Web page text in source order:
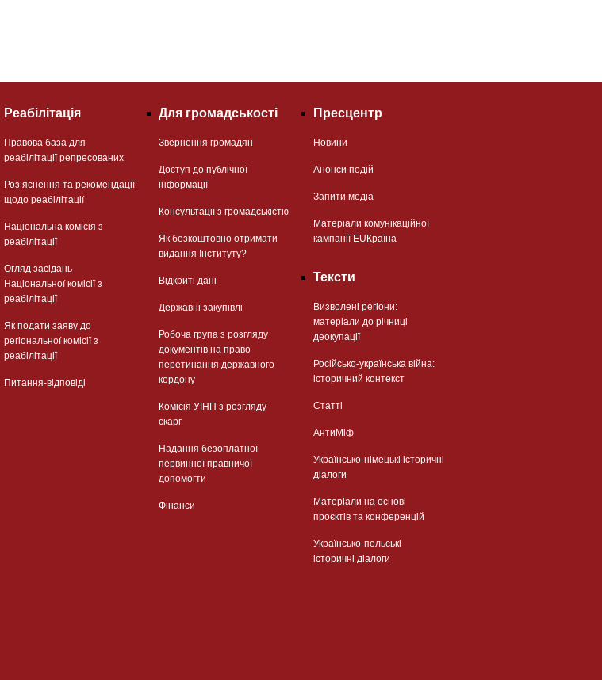
Реабілітація
Правова база для
реабілітації репресованих
Розʼяснення та рекомендації
щодо реабілітації
Національна комісія з
реабілітації
Огляд засідань
Національної комісії з
реабілітації
Як подати заяву до
регіональної комісії з
реабілітації
Питання-відповіді
Для громадськості
Звернення громадян
Доступ до публічної
інформації
Консультації з громадськістю
Як безкоштовно отримати
видання Інституту?
Відкриті дані
Державні закупівлі
Робоча група з розгляду
документів на право
перетинання державного
кордону
Комісія УІНП з розгляду
скарг
Надання безоплатної
первинної правничої
допомогти
Фінанси
Пресцентр
Новини
Анонси подій
Запити медіа
Матеріали комунікаційної
кампанії EUКраїна
Тексти
Визволені регіони:
матеріали до річниці
деокупації
Російсько-українська війна:
історичний контекст
Статті
АнтиМіф
Українсько-німецькі історичні
діалоги
Матеріали на основі
проєктів та конференцій
Українсько-польські
історичні діалоги